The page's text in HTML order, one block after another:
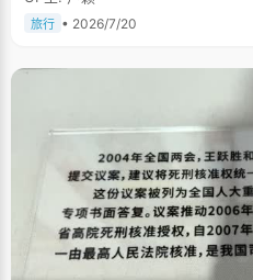
旅行 • 2026/7/20